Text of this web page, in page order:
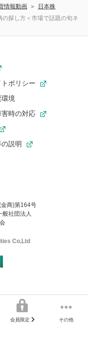
会員限定 その他
情報動画
日本株
探し方＜市場で話題の旬ネ
ポリシー
環境
時の対応
説明
金商)第164号
般社団法人
Co,Ltd
ようこそ
当社が作成したもので
イトの推奨環境外のた
可能性があります。
能です。
もお気に入りのコンテ
い。